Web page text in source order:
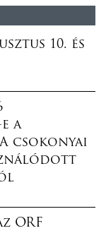
10. és
a
csokonyai
ORF